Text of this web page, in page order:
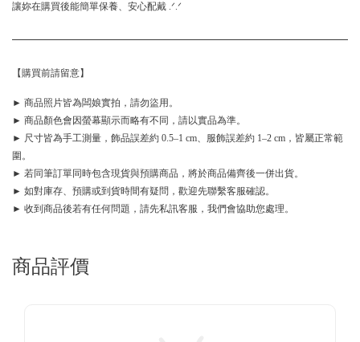
讓妳在購買後能簡單保養、安心配戴 .ᐟ.ᐟ
【購買前請留意】
► 商品照片皆為闆娘實拍，請勿盜用。
► 商品顏色會因螢幕顯示而略有不同，請以實品為準。
► 尺寸皆為手工測量，飾品誤差約 0.5–1 cm、服飾誤差約 1–2 cm，皆屬正常範
圍。
► 若同筆訂單同時包含現貨與預購商品，將於商品備齊後一併出貨。
► 如對庫存、預購或到貨時間有疑問，歡迎先聯繫客服確認。
► 收到商品後若有任何問題，請先私訊客服，我們會協助您處理。
商品評價